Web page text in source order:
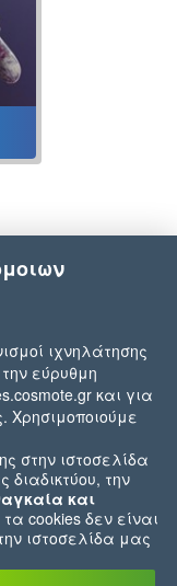
ιχνηλάτησης
εύρυθμη
και για
Χρησιμοποιούμε
στην ιστοσελίδα
την
και
cookies δεν είναι
ιστοσελίδα μας
που αφορούν